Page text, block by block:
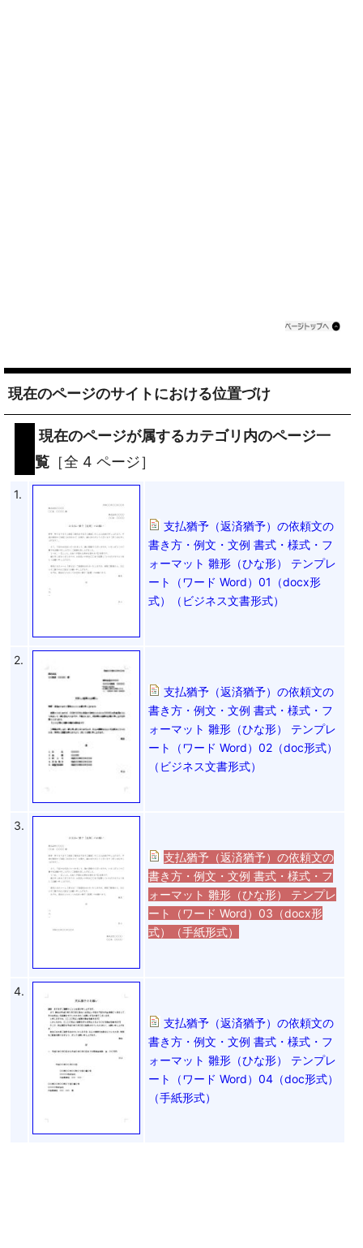
現在のページのサイトにおける位置づけ
現在のページが属するカテゴリ内のページ一
覧 ［全 4 ページ］
1.
支払猶予（返済猶予）の依頼文の
書き方・例文・文例 書式・様式・フ
ォーマット 雛形（ひな形） テンプレ
ート（ワード Word）01（docx形
式）（ビジネス文書形式）
2.
支払猶予（返済猶予）の依頼文の
書き方・例文・文例 書式・様式・フ
ォーマット 雛形（ひな形） テンプレ
ート（ワード Word）02（doc形式）
（ビジネス文書形式）
3.
支払猶予（返済猶予）の依頼文の
書き方・例文・文例 書式・様式・フ
ォーマット 雛形（ひな形） テンプレ
ート（ワード Word）03（docx形
式）（手紙形式）
4.
支払猶予（返済猶予）の依頼文の
書き方・例文・文例 書式・様式・フ
ォーマット 雛形（ひな形） テンプレ
ート（ワード Word）04（doc形式）
（手紙形式）